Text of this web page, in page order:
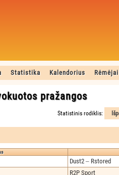
Statistika Kalendorius Rėmėjai
pražangos
Statistinis rodiklis:
Dust2 ‒ Rstored
R2P Sport